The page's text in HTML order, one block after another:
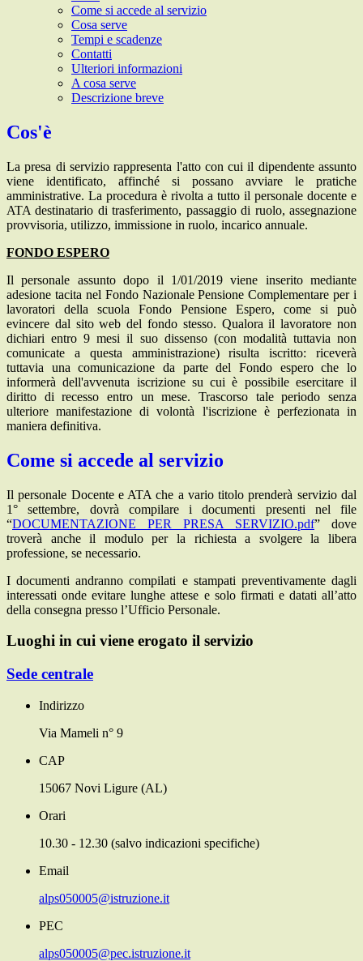
Come si accede al servizio
Cosa serve
Tempi e scadenze
Contatti
Ulteriori informazioni
A cosa serve
Descrizione breve
Cos'è
La presa di servizio rappresenta l'atto con cui il dipendente assunto
viene identificato, affinché si possano avviare le pratiche
amministrative. La procedura è rivolta a tutto il personale docente e
ATA destinatario di trasferimento, passaggio di ruolo, assegnazione
provvisoria, utilizzo, immissione in ruolo, incarico annuale.
FONDO ESPERO
Il personale assunto dopo il 1/01/2019 viene inserito mediante
adesione tacita nel Fondo Nazionale Pensione Complementare per i
lavoratori della scuola Fondo Pensione Espero, come si può
evincere dal sito web del fondo stesso. Qualora il lavoratore non
dichiari entro 9 mesi il suo dissenso (con modalità tuttavia non
comunicate a questa amministrazione) risulta iscritto: riceverà
tuttavia una comunicazione da parte del Fondo espero che lo
informerà dell'avvenuta iscrizione su cui è possibile esercitare il
diritto di recesso entro un mese. Trascorso tale periodo senza
ulteriore manifestazione di volontà l'iscrizione è perfezionata in
maniera definitiva.
Come si accede al servizio
Il personale Docente e ATA che a vario titolo prenderà servizio dal
1° settembre, dovrà compilare i documenti presenti nel file
“DOCUMENTAZIONE PER PRESA SERVIZIO.pdf” dove
troverà anche il modulo per la richiesta a svolgere la libera
professione, se necessario.
I documenti andranno compilati e stampati preventivamente dagli
interessati onde evitare lunghe attese e solo firmati e datati all’atto
della consegna presso l’Ufficio Personale.
Luoghi in cui viene erogato il servizio
Sede centrale
Indirizzo
Via Mameli n° 9
CAP
15067 Novi Ligure (AL)
Orari
10.30 - 12.30 (salvo indicazioni specifiche)
Email
alps050005@istruzione.it
PEC
alps050005@pec.istruzione.it